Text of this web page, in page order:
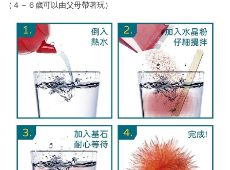
（４－６歲可以由父母帶著玩）